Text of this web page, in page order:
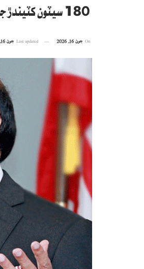
180 سيٽون کٽيندڙ جيل ۾، 17 سيٽون کٽيندڙ وزيراعظم آهي: لطيف کوسو